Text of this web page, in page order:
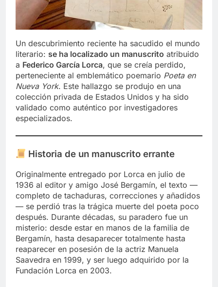
Un descubrimiento reciente ha sacudido el mundo
literario: se ha localizado un manuscrito atribuido
a Federico García Lorca, que se creía perdido,
perteneciente al emblemático poemario Poeta en
Nueva York. Este hallazgo se produjo en una
colección privada de Estados Unidos y ha sido
validado como auténtico por investigadores
especializados.
Historia de un manuscrito errante
Originalmente entregado por Lorca en julio de
1936 al editor y amigo José Bergamín, el texto —
completo de tachaduras, correcciones y añadidos
— se perdió tras la trágica muerte del poeta poco
después. Durante décadas, su paradero fue un
misterio: desde estar en manos de la familia de
Bergamín, hasta desaparecer totalmente hasta
reaparecer en posesión de la actriz Manuela
Saavedra en 1999, y ser luego adquirido por la
Fundación Lorca en 2003.